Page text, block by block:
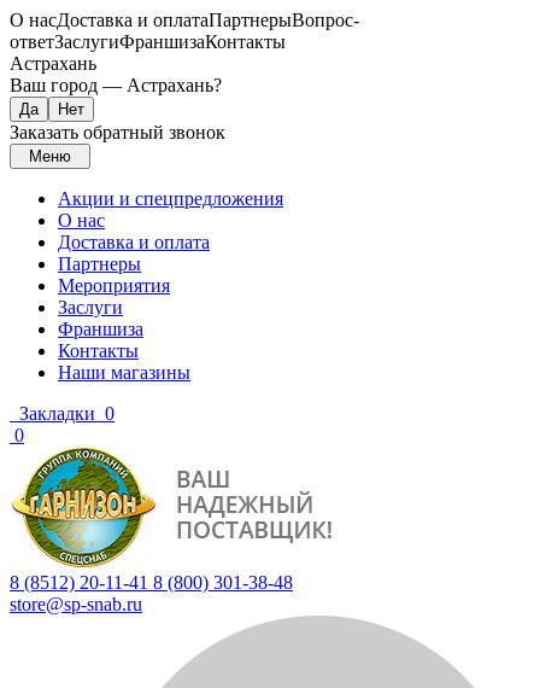
О насДоставка и оплатаПартнерыВопрос-
ответЗаслугиФраншизаКонтакты
Астрахань
Ваш город — Астрахань?
Заказать обратный звонок
Меню
Акции и спецпредложения
О нас
Доставка и оплата
Партнеры
Мероприятия
Заслуги
Франшиза
Контакты
Наши магазины
Закладки 0
0
8 (8512) 20-11-41 8 (800) 301-38-48
store@sp-snab.ru